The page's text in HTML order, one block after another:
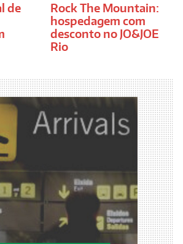
de
Rock The Mountain:
hospedagem com
desconto no JO&JOE
Rio